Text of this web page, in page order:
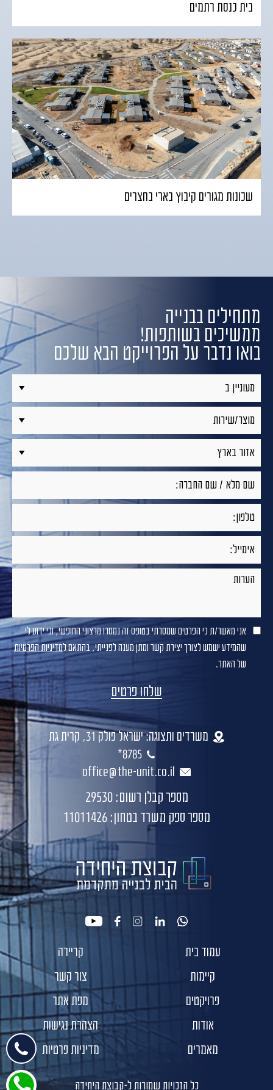
בית כנסת רתמים
שכונות מגורים קיבוץ בארי בחצרים
מתחילים בבנייה
ממשיכים בשותפות!
בואו נדבר על הפרוייקט הבא שלכם
אני מאשר/ת כי הפרטים שמסרתי בטופס זה נמסרו מרצוני החופשי, וכי ידוע לי
שהמידע ישמש לצורך יצירת קשר ומתן מענה לפנייתי, בהתאם למדיניות הפרטיות
של האתר.
משרדים ותצוגה: ישראל פולק 31, קרית גת
8785*
office@the-unit.co.il
מספר קבלן רשום: 29530
מספר ספק משרד בטחון: 11011426
whatsapp
linkedin
instagram
facebook
youtube
עמוד בית
קיימות
פרויקטים
אודות
מאמרים
קריירה
צור קשר
מפת אתר
הצהרת נגישות
מדיניות פרטיות
כל הזכויות שמורות ל-קבוצת היחידה